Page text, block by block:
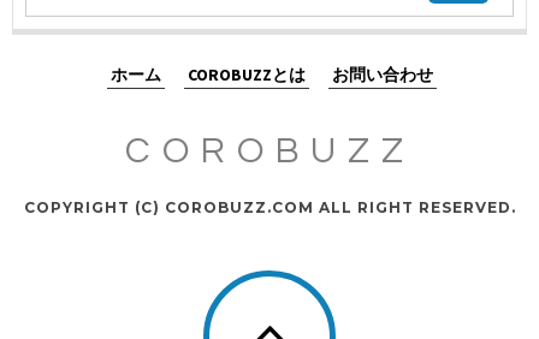
ホーム COROBUZZとは お問い合わせ
COROBUZZ
COPYRIGHT (C) COROBUZZ.COM ALL RIGHT RESERVED.